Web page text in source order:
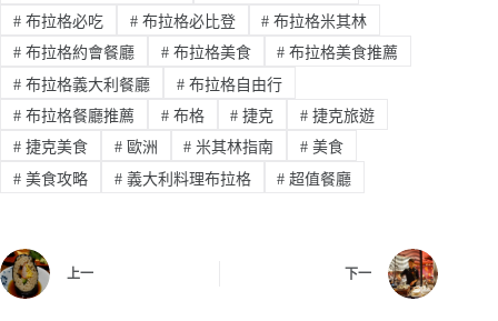
#布拉格必吃 #布拉格必比登 # 布拉格米其林
#布拉格約會餐廳 #布拉格美食 # 布拉格美食推薦
#布拉格義大利餐廳 #布拉格自由行
#布拉格餐廳推薦 #布格 # 捷克 # 捷克旅遊
#捷克美食 #歐洲 # 米其林指南 # 美食
#美食攻略 #義大利料理布拉格 # 超值餐廳
上一 下一